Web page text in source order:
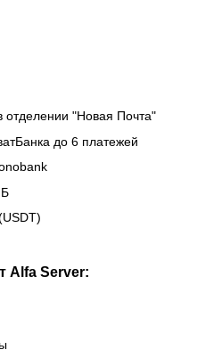
отделении "Новая Почта"
до 6 платежей
Alfa Server: